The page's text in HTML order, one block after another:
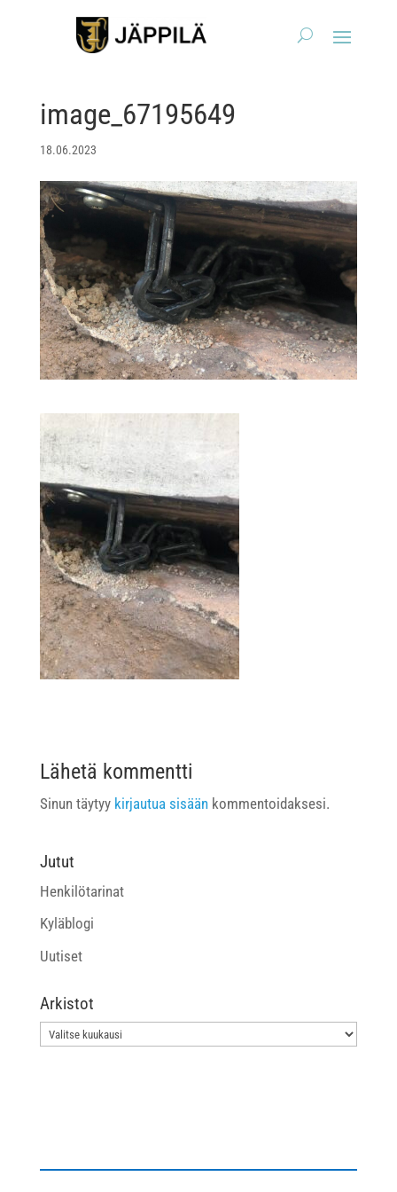
image_67195649
18.06.2023
Lähetä kommentti
Sinun täytyy kirjautua sisäänkommentoidaksesi.
Jutut
Henkilötarinat
Kyläblogi
Uutiset
Arkistot
Arkistot